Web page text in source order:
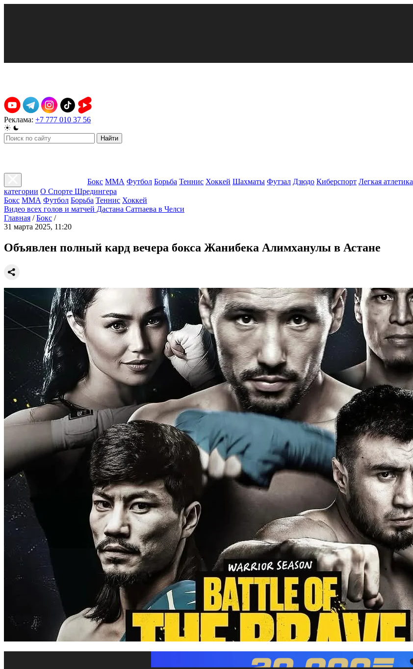
Реклама: +7 777 010 37 56
Найти
Бокс ММА Футбол Борьба Теннис Хоккей Шахматы Футзал Дзюдо Киберспорт Легкая атлетика
категории О Спорте Шредингера
Бокс ММА Футбол Борьба Теннис Хоккей
Видео всех голов и матчей Дастана Сатпаева в Челси
Главная / Бокс /
31 марта 2025, 11:20
Объявлен полный кард вечера бокса Жанибека Алимханулы в Астане